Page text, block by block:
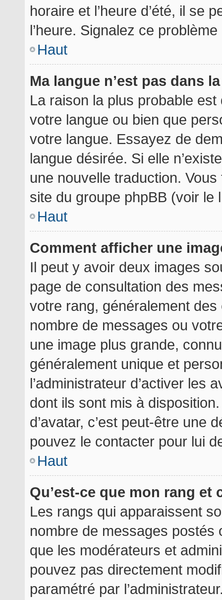
horaire et l’heure d’été, il se
l’heure. Signalez ce problème
Haut
Ma langue n’est pas dans
La raison la plus probable est
votre langue ou bien que
votre langue. Essayez de
langue désirée. Si elle
une nouvelle traduction.
site du groupe phpBB (voir le
Haut
Comment afficher une
Il peut y avoir deux images
page de consultation des
votre rang, généralement
nombre de messages ou
une image plus grande,
généralement unique et
l’administrateur d’activer les
dont ils sont mis à
d’avatar, c’est peut-être une
pouvez le contacter pour lui
Haut
Qu’est-ce que mon rang
Les rangs qui apparaissent
nombre de messages postés
que les modérateurs et
pouvez pas directement
paramétré par